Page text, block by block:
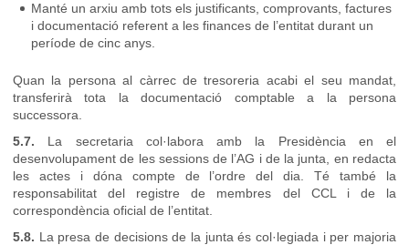
Manté un arxiu amb tots els justificants, comprovants, factures
i documentació referent a les finances de l’entitat durant un
període de cinc anys.
Quan la persona al càrrec de tresoreria acabi el seu mandat,
transferirà tota la documentació comptable a la persona
successora.
5.7. La secretaria col·labora amb la Presidència en el
desenvolupament de les sessions de l’AG i de la junta, en redacta
les actes i dóna compte de l’ordre del dia. Té també la
responsabilitat del registre de membres del CCL i de la
correspondència oficial de l’entitat.
5.8. La presa de decisions de la junta és col·legiada i per majoria